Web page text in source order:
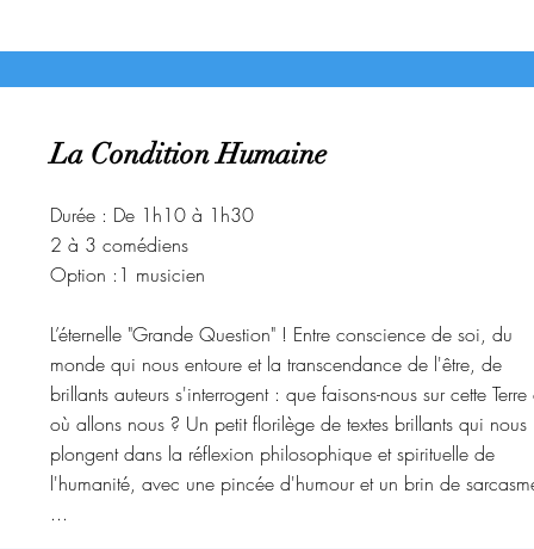
La Condition Humaine
Durée : De 1h10 à 1h30
2 à 3 comédiens
Option :1 musicien
L’éternelle "Grande Question" ! Entre conscience de soi, du
monde qui nous entoure et la transcendance de l'être, de
brillants auteurs s'interrogent : que faisons-nous sur cette Terre
où allons nous ? Un petit florilège de textes brillants qui nous
plongent dans la réflexion philosophique et spirituelle de
l'humanité, avec une pincée d'humour et un brin de
...